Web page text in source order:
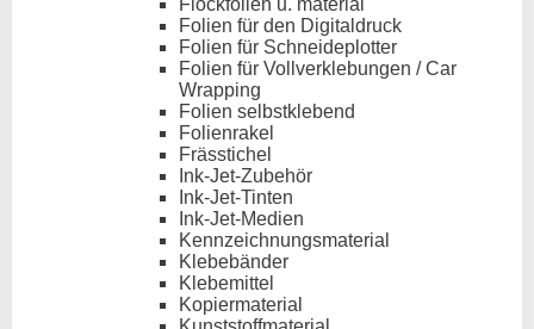
Flockfolien u. material
Folien für den Digitaldruck
Folien für Schneideplotter
Folien für Vollverklebungen / Car
Wrapping
Folien selbstklebend
Folienrakel
Frässtichel
Ink-Jet-Zubehör
Ink-Jet-Tinten
Ink-Jet-Medien
Kennzeichnungsmaterial
Klebebänder
Klebemittel
Kopiermaterial